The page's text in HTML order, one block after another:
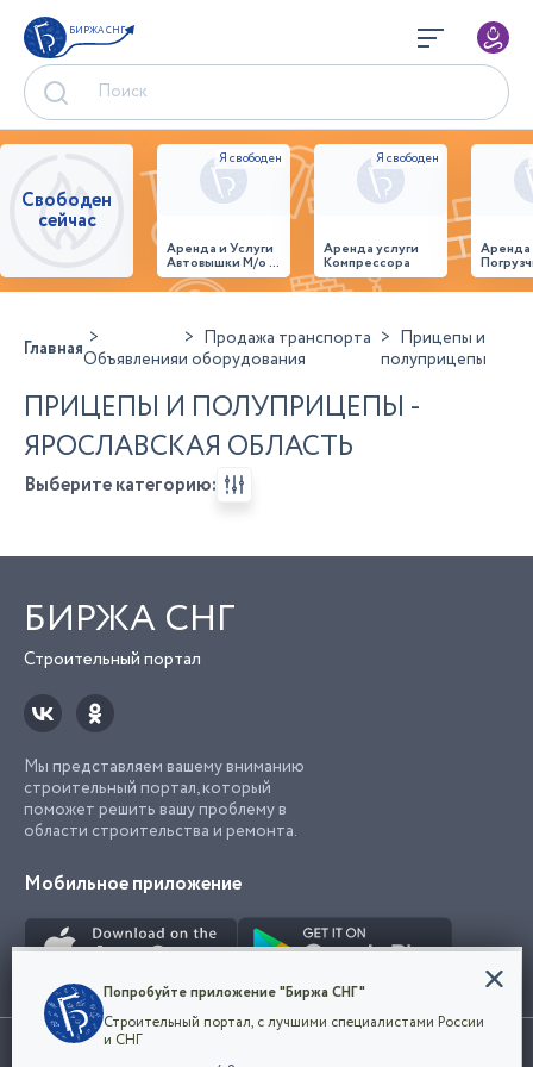
БИРЖА СНГ
Свободен
сейчас
Аренда и Услуги
Автовышки М/о г.
Домодедово
26,28,32 место
Аренда услуги
Компрессора
ГлавнаяОбъявления
Продажа транспорта
и оборудования
Прицепы и
полуприцепы
ПРИЦЕПЫ И ПОЛУПРИЦЕПЫ -
ЯРОСЛАВСКАЯ ОБЛАСТЬ
Выберите категорию:
БИРЖА СНГ
Строительный портал
Мы представляем вашему вниманию
строительный портал, который
поможет решить вашу проблему в
области строительства и ремонта.
Мобильное приложение
Использование сайта, в том числе подача объявлений, означает
Конфиденциальность
Мы используем файлы cookie, чтобы сделать
наш сайт удобным для каждого
Попробуйте приложение "Биржа СНГ"
Строительный портал, с лучшими специалистами России
и СНГ